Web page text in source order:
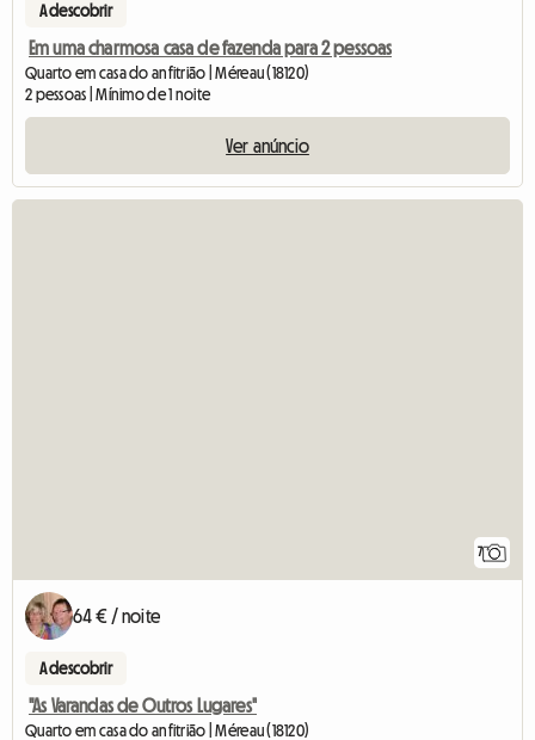
A descobrir
Em uma charmosa casa de fazenda para 2 pessoas
Quarto em casa do anfitrião | Méreau (18120)
2 pessoas | Mínimo de 1 noite
Ver anúncio
7
64 € / noite
A descobrir
"As Varandas de Outros Lugares"
Quarto em casa do anfitrião | Méreau (18120)